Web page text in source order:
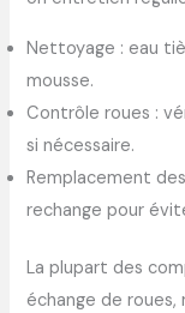
Nettoyage : eau
mousse.
Contrôle roues :
si nécessaire.
Remplacement
rechange pour
La plupart des
échange de roues,